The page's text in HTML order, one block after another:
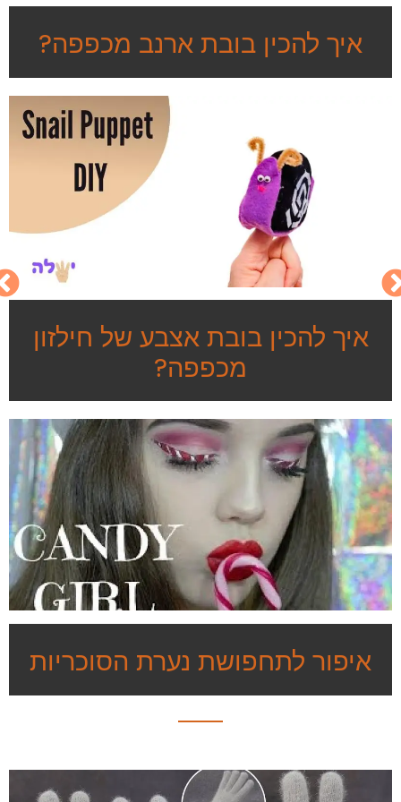
איך להכין בובת ארנב מכפפה?
איך להכין בובת אצבע של חילזון
מכפפה?
איפור לתחפושת נערת הסוכריות